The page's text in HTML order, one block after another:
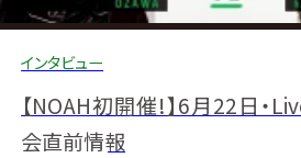
インタビュー
【NOAH初開催!】6月22日・
会直前情報